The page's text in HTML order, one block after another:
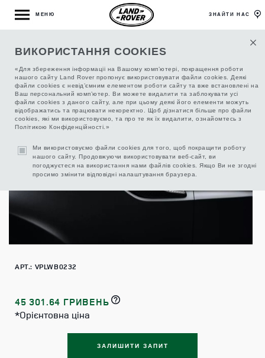
ВИКОРИСТАННЯ COOKIES
«Для збереження інформаціі на Вашому комп’ютері, покращення роботи
нашого сайту Land Rover пропонує використовувати файли cookies. Деякі
файли cookies є невід’ємним елементом роботи сайту та вже встановлені на
Ваш персональний комп’ютер. Ви можете видалити та заблокувати усі
файли cookies з даного сайту, але при цьому деякі його елементи можуть
відображатись та працювати некоректно. Щоб дізнатися більше про файли
cookies, які ми використовуємо, та про те як їх видалити, ознайомтесь з
Політикою Конфіденційності.»
Ми використовуємо файли cookies для того, щоб покращити роботу
нашого сайту. Продовжуючи використовувати веб-сайт, ви
погоджуєтеся на використання нами файлів cookies. Якщо Ви не згодні
просимо змінити відповідні налаштування браузера.
МЕНЮ ЗНАЙТИ НАС
ПОВІТРОЗАБІРНИКИ БОКОВІ З
ВУГЛЕВОЛОКНУ
АРТ.: VPLWB0232
45 301.64 ГРИВЕНЬ
*Орієнтовна ціна
ЗАЛИШИТИ ЗАПИТ